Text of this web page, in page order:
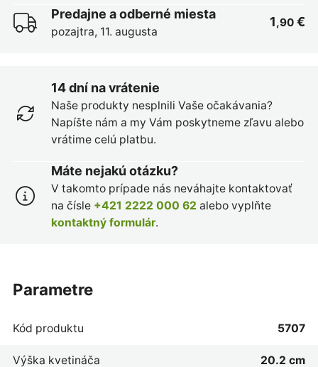
Predajne a odberné miesta
pozajtra, 11. augusta
1,90 €
14 dní na vrátenie
Naše produkty nesplnili Vaše očakávania?
Napíšte nám a my Vám poskytneme zľavu alebo
vrátime celú platbu.
Máte nejakú otázku?
V takomto prípade nás neváhajte kontaktovať
na čísle +421 2222 000 62 alebo vyplňte
kontaktný formulár.
parametre
Kód produktu 5707
Výška kvetináča 20.2 cm